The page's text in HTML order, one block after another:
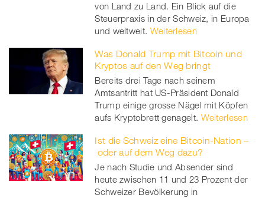
von Land zu Land. Ein Blick auf die
Steuerpraxis in der Schweiz, in Europa
und weltweit. Weiterlesen
Was Donald Trump mit Bitcoin und
Kryptos auf den Weg bringt
Bereits drei Tage nach seinem
Amtsantritt hat US-Präsident Donald
Trump einige grosse Nägel mit Köpfen
aufs Kryptobrett genagelt. Weiterlesen
Ist die Schweiz eine Bitcoin-Nation –
oder auf dem Weg dazu?
Je nach Studie und Absender sind
heute zwischen 11 und 23 Prozent der
Schweizer Bevölkerung in